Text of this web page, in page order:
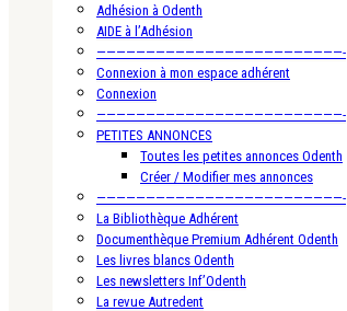
Adhésion à Odenth
AIDE à l’Adhésion
—————————————————————————-
Connexion à mon espace adhérent
Connexion
—————————————————————————-
PETITES ANNONCES
Toutes les petites annonces Odenth
Créer / Modifier mes annonces
—————————————————————————-
La Bibliothèque Adhérent
Documenthèque Premium Adhérent Odenth
Les livres blancs Odenth
Les newsletters Inf’Odenth
La revue Autredent